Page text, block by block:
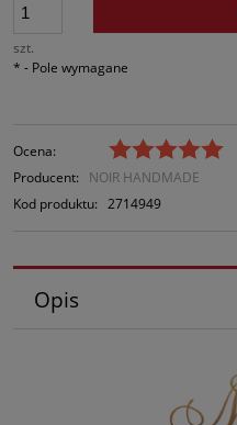
szt.
* - Pole wymagane
Ocena:
Producent:
NOIR HANDMADE
Kod produktu: 2714949
Opis